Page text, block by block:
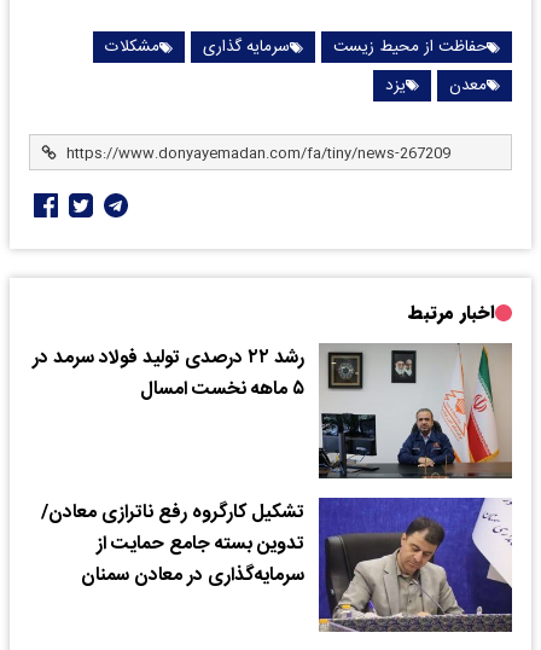
حفاظت از محیط زیست سرمایه گذاری
مشکلات
معدن
یزد
اخبار مرتبط
رشد ۲۲ درصدی تولید فولاد سرمد در
۵ ماهه نخست امسال
تشکیل کارگروه رفع ناترازی معادن/
تدوین بسته جامع حمایت از
سرمایه‌گذاری در معادن سمنان